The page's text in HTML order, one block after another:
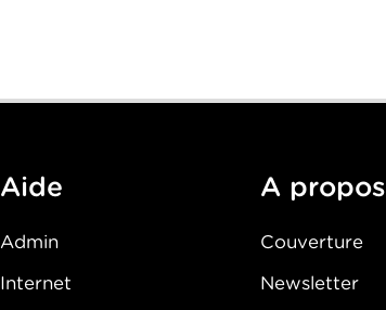
Aide
Admin
Internet
A propos
Couverture
Newsletter